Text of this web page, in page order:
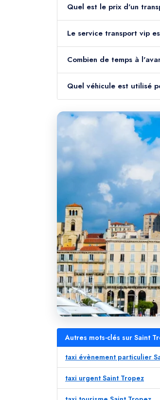
Quel est le prix d'un
Le service transport vip
Combien de temps à
Quel véhicule est utilisé
Autres mots-clés sur Saint
taxi évènement particulier
taxi urgent Saint Tropez